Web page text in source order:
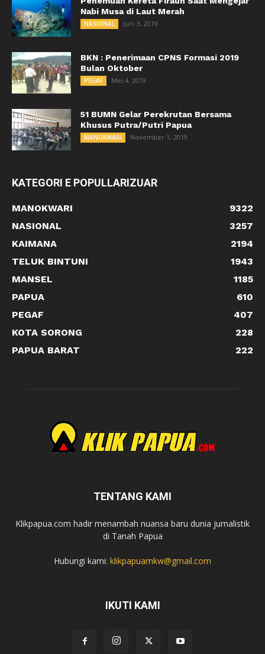
Nabi Musa di Laut Merah
NASIONAL Juni 3, 2019
BKN : Penerimaan CPNS Formasi 2019
Bulan Oktober
PEGAF Mei 4, 2019
51 BUMN Gelar Perekrutan Bersama
Khusus Putra/Putri Papua
MANOKWARI November 1, 2019
KATEGORI E POPULLARIZUAR
MANOKWARI
9322
NASIONAL
3257
KAIMANA
2194
TELUK BINTUNI
1943
MANSEL
1185
PAPUA
610
PEGAF
407
KOTA SORONG
228
PAPUA BARAT
222
TENTANG KAMI
Klikpapua.com hadir menambah nuansa baru dunia jurnalistik
di Tanah Papua
Hubungi kami: klikpapuamkw@gmail.com
IKUTI KAMI